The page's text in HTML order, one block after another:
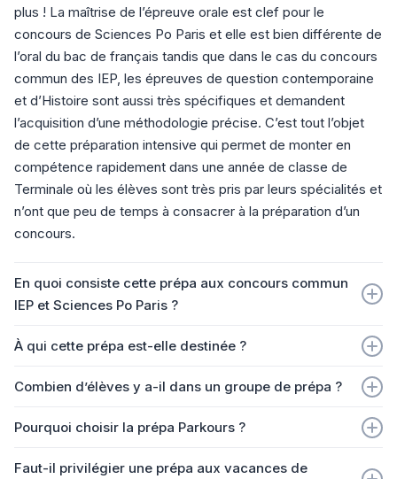
plus ! La maîtrise de l’épreuve orale est clef pour le
concours de Sciences Po Paris et elle est bien différente de
l’oral du bac de français tandis que dans le cas du concours
commun des IEP, les épreuves de question contemporaine
et d’Histoire sont aussi très spécifiques et demandent
l’acquisition d’une méthodologie précise. C’est tout l’objet
de cette préparation intensive qui permet de monter en
compétence rapidement dans une année de classe de
Terminale où les élèves sont très pris par leurs spécialités et
n’ont que peu de temps à consacrer à la préparation d’un
concours.
En quoi consiste cette prépa aux concours commun
IEP et Sciences Po Paris ?
Pour Sciences-Po Paris, la préparation permet un
entraînement complet pour l’épreuve orale sur les trois
aspects dont elle est composée : présentation de soi,
analyse d’image ou de texte, projet intellectuel. Elle permet
aussi de s’entraîner lors d’oraux blancs successifs et de se
améliorer sa gestuelle et à contrer les tentatives de
À qui cette prépa est-elle destinée ?
Cette préparation est destinée à des élèves motivés qui
veulent gagner rapidement en aisance dans la méthodologie
des épreuves et renforcer leur performance à l’oral mais
classe.
Combien d’élèves y a-il dans un groupe de prépa ?
Les groupes de prépa sont constitués de 12 à 15 élèves en
moyenne.
Pourquoi choisir la prépa Parkours ?
Faut-il privilégier une prépa aux vacances de